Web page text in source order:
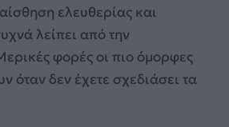
ελευθερίας και
λείπει από την
φορές οι πιο όμορφες
όταν δεν έχετε σχεδιάσει τα